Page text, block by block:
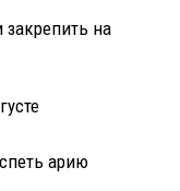
на
арию